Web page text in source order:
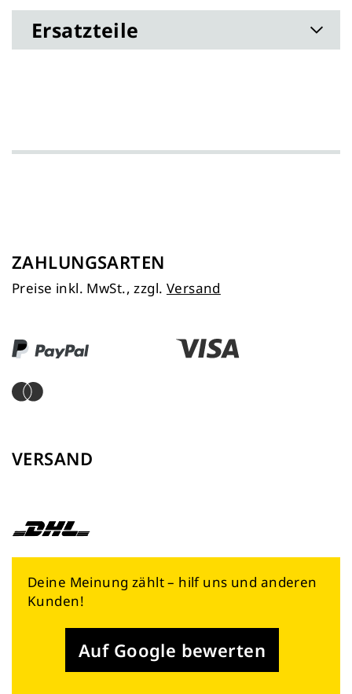
Ersatzteile
ZAHLUNGSARTEN
Preise inkl. MwSt., zzgl. Versand
VERSAND
Deine Meinung zählt – hilf uns und anderen
Kunden!
Auf Google bewerten